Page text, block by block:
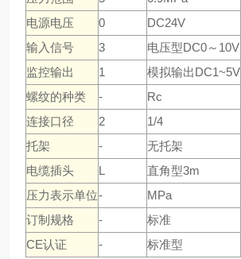
电源电压
0
DC24V
输入信号
3
电压型DC0～10V
监控输出
1
模拟输出DC1~5V
螺纹的种类
-
Rc
连接口径
2
1/4
托架
-
无托架
电缆插头
L
直角型3m
压力表示单位-
MPa
订制规格
-
标准
CE认证
- 标准型